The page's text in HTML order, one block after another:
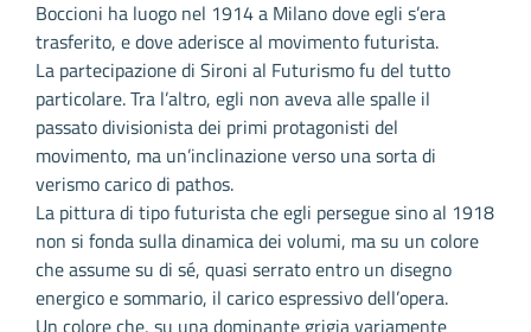
Boccioni ha luogo nel 1914 a Milano dove egli s’era
trasferito, e dove aderisce al movimento futurista.
La partecipazione di Sironi al Futurismo fu del tutto
particolare. Tra l’altro, egli non aveva alle spalle il
passato divisionista dei primi protagonisti del
movimento, ma un’inclinazione verso una sorta di
verismo carico di pathos.
La pittura di tipo futurista che egli persegue sino al 1918
non si fonda sulla dinamica dei volumi, ma su un colore
che assume su di sé, quasi serrato entro un disegno
energico e sommario, il carico espressivo dell’opera.
Un colore che, su una dominante grigia variamente